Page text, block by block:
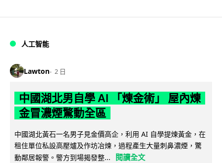
人工智能
Lawton 2 日
中國湖北男自學 AI 「煉金術」 屋內煉
金冒濃煙驚動全區
中國湖北黃石一名男子見金價高企，利用 AI 自學提煉黃金，在
租住單位私設高壓爐及作坊冶煉，過程產生大量刺鼻濃煙，驚
動鄰居報警。警方到場揭發整...
閱讀全文